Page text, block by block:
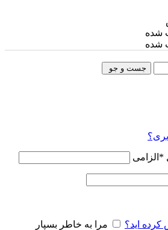
شده
شده
جست و جو
* الزامی
اید؟ مرا به خاطر بسپار